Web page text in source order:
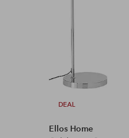
DEAL
Ellos Home